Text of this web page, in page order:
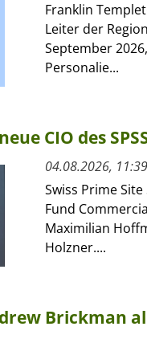
Franklin
Leiter der
September
Personalie...
CIO des
04.08.2026,
Swiss Prime
Fund
Maximilian
Holzner....
Brickman